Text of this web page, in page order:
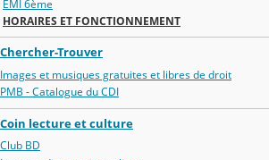
EMI 6ème
HORAIRES ET FONCTIONNEMENT
Chercher-Trouver
Images et musiques gratuites et libres de droit
PMB - Catalogue du CDI
Coin lecture et culture
Club BD